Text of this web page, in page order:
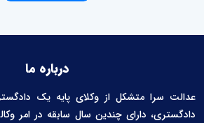
درباره ما
عدالت سرا متشکل از وکلای پایه یک
دادگستری، دارای چندین سال سابقه در امر